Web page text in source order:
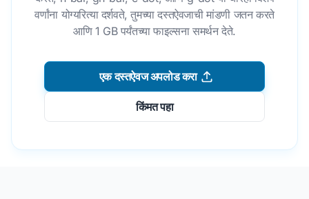
वर्णांना योग्यरित्या दर्शवते, तुमच्या दस्तऐवजाची मांडणी जतन करते
आणि 1 GB पर्यंतच्या फाइल्सना समर्थन देते.
एक दस्तऐवज अपलोड करा
किंमत पहा